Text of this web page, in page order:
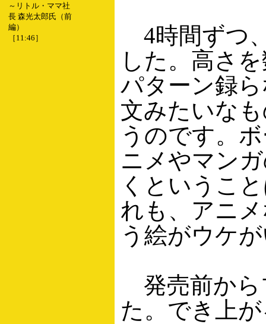
～リトル・ママ社
長 森光太郎氏（前
編）
［11:46］
4時間ずつ
した。高さ
パターン録
文みたいな
うのです。
ニメやマン
くというこ
れも、アニ
う絵がウケ
発売前から
た。でき上